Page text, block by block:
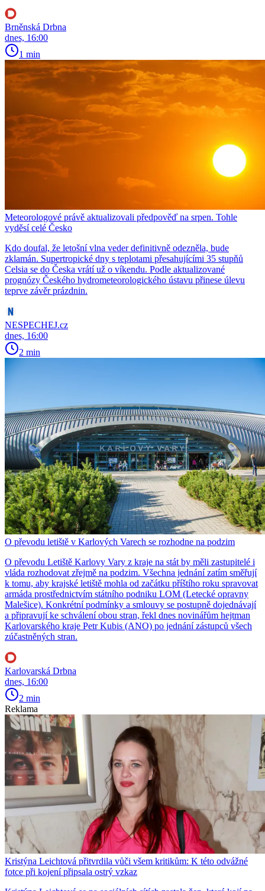
Brněnská Drbna
dnes, 16:00
1 min
Meteorologové právě aktualizovali předpověď na srpen. Tohle
vyděsí celé Česko
Kdo doufal, že letošní vlna veder definitivně odezněla, bude
zklamán. Supertropické dny s teplotami přesahujícími 35 stupňů
Celsia se do Česka vrátí už o víkendu. Podle aktualizované
prognózy Českého hydrometeorologického ústavu přinese úlevu
teprve závěr prázdnin.
NESPECHEJ.cz
dnes, 16:00
2 min
O převodu letiště v Karlových Varech se rozhodne na podzim
O převodu Letiště Karlovy Vary z kraje na stát by měli zastupitelé i
vláda rozhodovat zřejmě na podzim. Všechna jednání zatím směřují
k tomu, aby krajské letiště mohla od začátku příštího roku spravovat
armáda prostřednictvím státního podniku LOM (Letecké opravny
Malešice). Konkrétní podmínky a smlouvy se postupně dojednávají
a připravují ke schválení obou stran, řekl dnes novinářům hejtman
Karlovarského kraje Petr Kubis (ANO) po jednání zástupců všech
zúčastněných stran.
Karlovarská Drbna
dnes, 16:00
2 min
Reklama
Kristýna Leichtová přitvrdila vůči všem kritikům: K této odvážné
fotce při kojení připsala ostrý vzkaz